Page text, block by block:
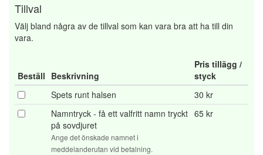
Tillval
Välj bland några av de tillval som kan vara bra att ha till din
vara.
Beställ Beskrivning
Pris tillägg /
styck
Spets runt halsen
30 kr
Namntryck - få ett valfritt namn tryckt
på sovdjuret
Ange det önskade namnet i
meddelanderutan vid betalning.
65 kr